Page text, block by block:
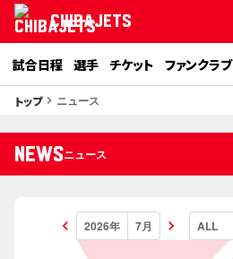
CHIBAJETS
試合日程 選手 チケット ファンクラブ
トップkeyboard_arrow_right ニュース
NEWSニュース
keyboard_arrow_left keyboard_arrow_right